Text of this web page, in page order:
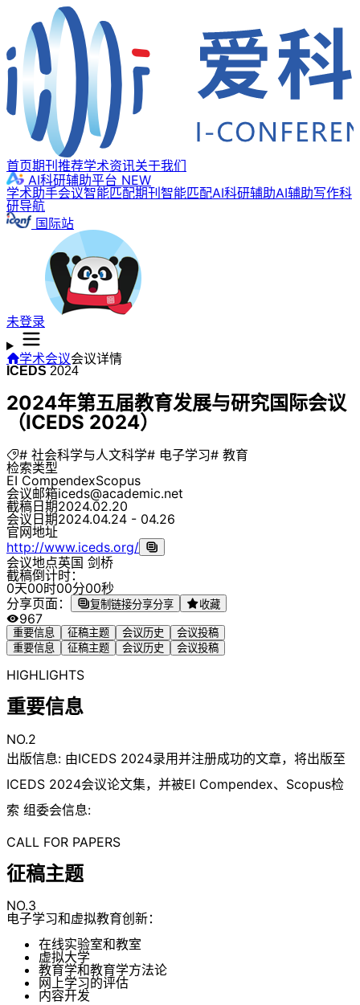
首页期刊推荐学术资讯关于我们
AI科研辅助平台 NEW
学术助手会议智能匹配期刊智能匹配AI科研辅助AI辅助写作科
研导航
国际站
未登录
学术会议会议详情
ICEDS 2024
2024年第五届教育发展与研究国际会议
（ICEDS 2024）
# 社会科学与人文科学# 电子学习# 教育
检索类型
EI CompendexScopus
会议邮箱iceds@academic.net
截稿日期2024.02.20
会议日期2024.04.24 - 04.26
官网地址
http://www.iceds.org/
会议地点英国 剑桥
截稿倒计时：
0天00时00分00秒
分享页面：
复制链接分享分享 收藏
967
重要信息 征稿主题 会议历史
会议投稿
重要信息
征稿主题 会议历史 会议投稿
HIGHLIGHTS
重要信息
NO.2
出版信息: 由ICEDS 2024录用并注册成功的文章，将出版至
ICEDS 2024会议论文集，并被EI Compendex、Scopus检
索 组委会信息:
CALL FOR PAPERS
征稿主题
NO.3
电子学习和虚拟教育创新：
在线实验室和教室
虚拟大学
教育学和教育学方法论
网上学习的评估
内容开发